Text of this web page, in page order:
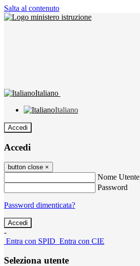
Salta al contenuto
Italiano
Italiano
Accedi
Accedi
button close ×
Nome Utente
Password
Password dimenticata?
-
Entra con SPID Entra con CIE
Seleziona utente